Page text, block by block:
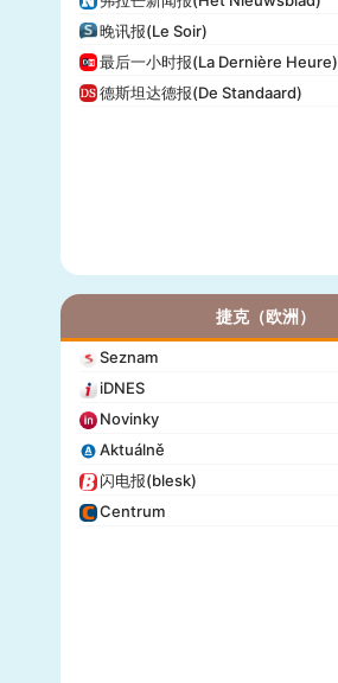
晚讯报(Le Soir)
最后一小时报(La Dernière Heure)
德斯坦达德报(De Standaard)
捷克（欧洲）
Seznam
iDNES
Novinky
Aktuálně
闪电报(blesk)
Centrum